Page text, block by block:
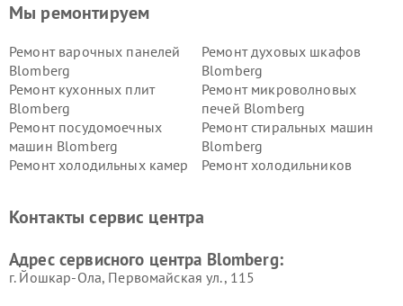
Мы ремонтируем
Ремонт варочных панелей
Blomberg
Ремонт духовых шкафов
Blomberg
Ремонт кухонных плит
Blomberg
Ремонт микроволновых
печей Blomberg
Ремонт посудомоечных
машин Blomberg
Ремонт стиральных машин
Blomberg
Ремонт холодильных камер
Ремонт холодильников
Контакты сервис центра
Адрес сервисного центра Blomberg:
г. Йошкар-Ола, Первомайская ул., 115